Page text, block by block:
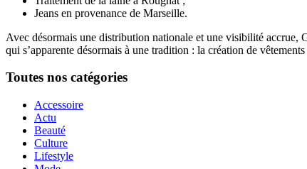
Jeans en provenance de Marseille.
Avec désormais une distribution nationale et une visibilité accrue,
qui s’apparente désormais à une tradition : la création de
Toutes nos catégories
Accessoire
Actu
Beauté
Culture
Lifestyle